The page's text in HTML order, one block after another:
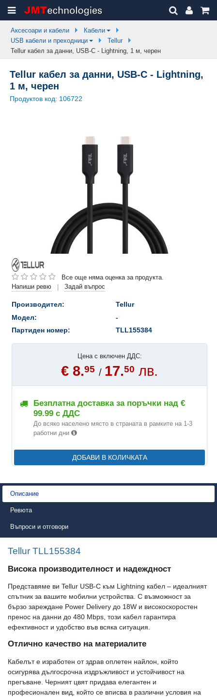
Аксесоари и кабели
Кабели
USB кабели и преходници
Tellur
Tellur кабел за данни, USB-C - Lightning, 1 м, черен
Tellur кабел за данни, USB-C - Lightning,
1 м, черен
Продуктов код: 106722
Все още няма оценка за продукта.
Напиши ревю
| Задай въпрос
Производител:
Tellur
Модел:
-
Партиден номер:
TLL155384
Цена с включен ДДС:
€ 8.95 / 17.50 лв.
Безплатна доставка за поръчки над €
99.99 с ДДС
До всяко населено място в страната в рамките на 1-3
работни дни
ДОБАВИ В КОЛИЧКАТА
Описание
Ревюта
Въпроси и отговори
Tellur TLL155384
Висока производителност и надеждност
Представяме ви Tellur USB-C към Lightning кабел – идеалният
спътник за вашите мобилни устройства. С възможност за
бързо зареждане Power Delivery до 18W и високоскоростен
пренос на данни до 480 Mbps, този кабел гарантира
ефективност и удобство във всяка ситуация.
Отлично качество на материалите
Кабелът е изработен от здрав оплетен найлон, който
осигурява дългосрочна издръжливост и устойчивост на
прегъване. Черният цвят придава елегантен и
професионален вид, който се вписва в различни условия на